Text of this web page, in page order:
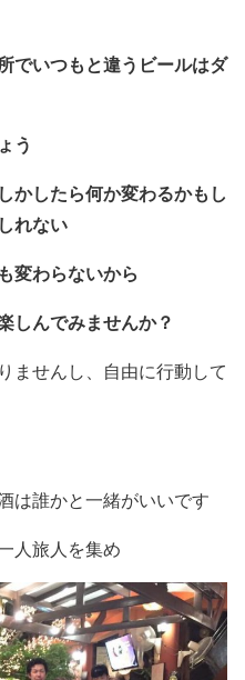
でいつもと違うビールはダ
う
かしたら何か変わるかもし
れない
変わらないから
しんでみませんか？
ませんし、自由に行動して
は誰かと一緒がいいです
人旅人を集め